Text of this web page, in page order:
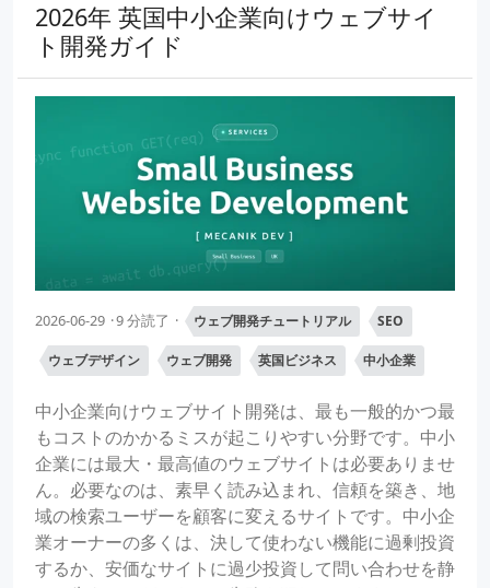
2026年 英国中小企業向けウェブサイ
ト開発ガイド
2026-06-29 9 分読了 ウェブ開発チュートリアル SEO
ウェブデザイン ウェブ開発 英国ビジネス 中小企業
中小企業向けウェブサイト開発は、最も一般的かつ最
もコストのかかるミスが起こりやすい分野です。中小
企業には最大・最高値のウェブサイトは必要ありませ
ん。必要なのは、素早く読み込まれ、信頼を築き、地
域の検索ユーザーを顧客に変えるサイトです。中小企
業オーナーの多くは、決して使わない機能に過剰投資
するか、安価なサイトに過少投資して問い合わせを静